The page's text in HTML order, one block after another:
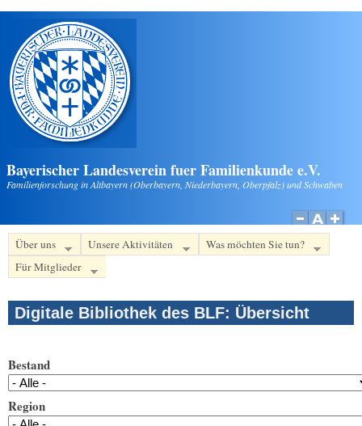
Direkt zum Inhalt
Bayerischer Landesverein fuer Familienkunde e.V.
Familienforschung in Altbayern (Oberbayern, Niederbayern, Oberpfalz) und Schwaben
Über uns Unsere Aktivitäten
Was möchten Sie tun?
Für Mitglieder
Digitale Bibliothek des BLF: Übersicht
Bestand
Region